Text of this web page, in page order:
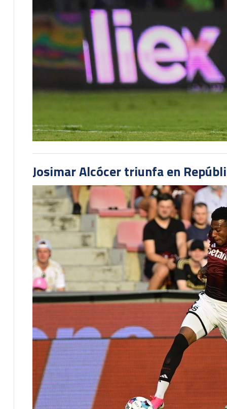
Josimar Alcócer triunfa en